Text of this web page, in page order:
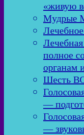
«живую
Мудрые
полное
органам
Шесть
—
—